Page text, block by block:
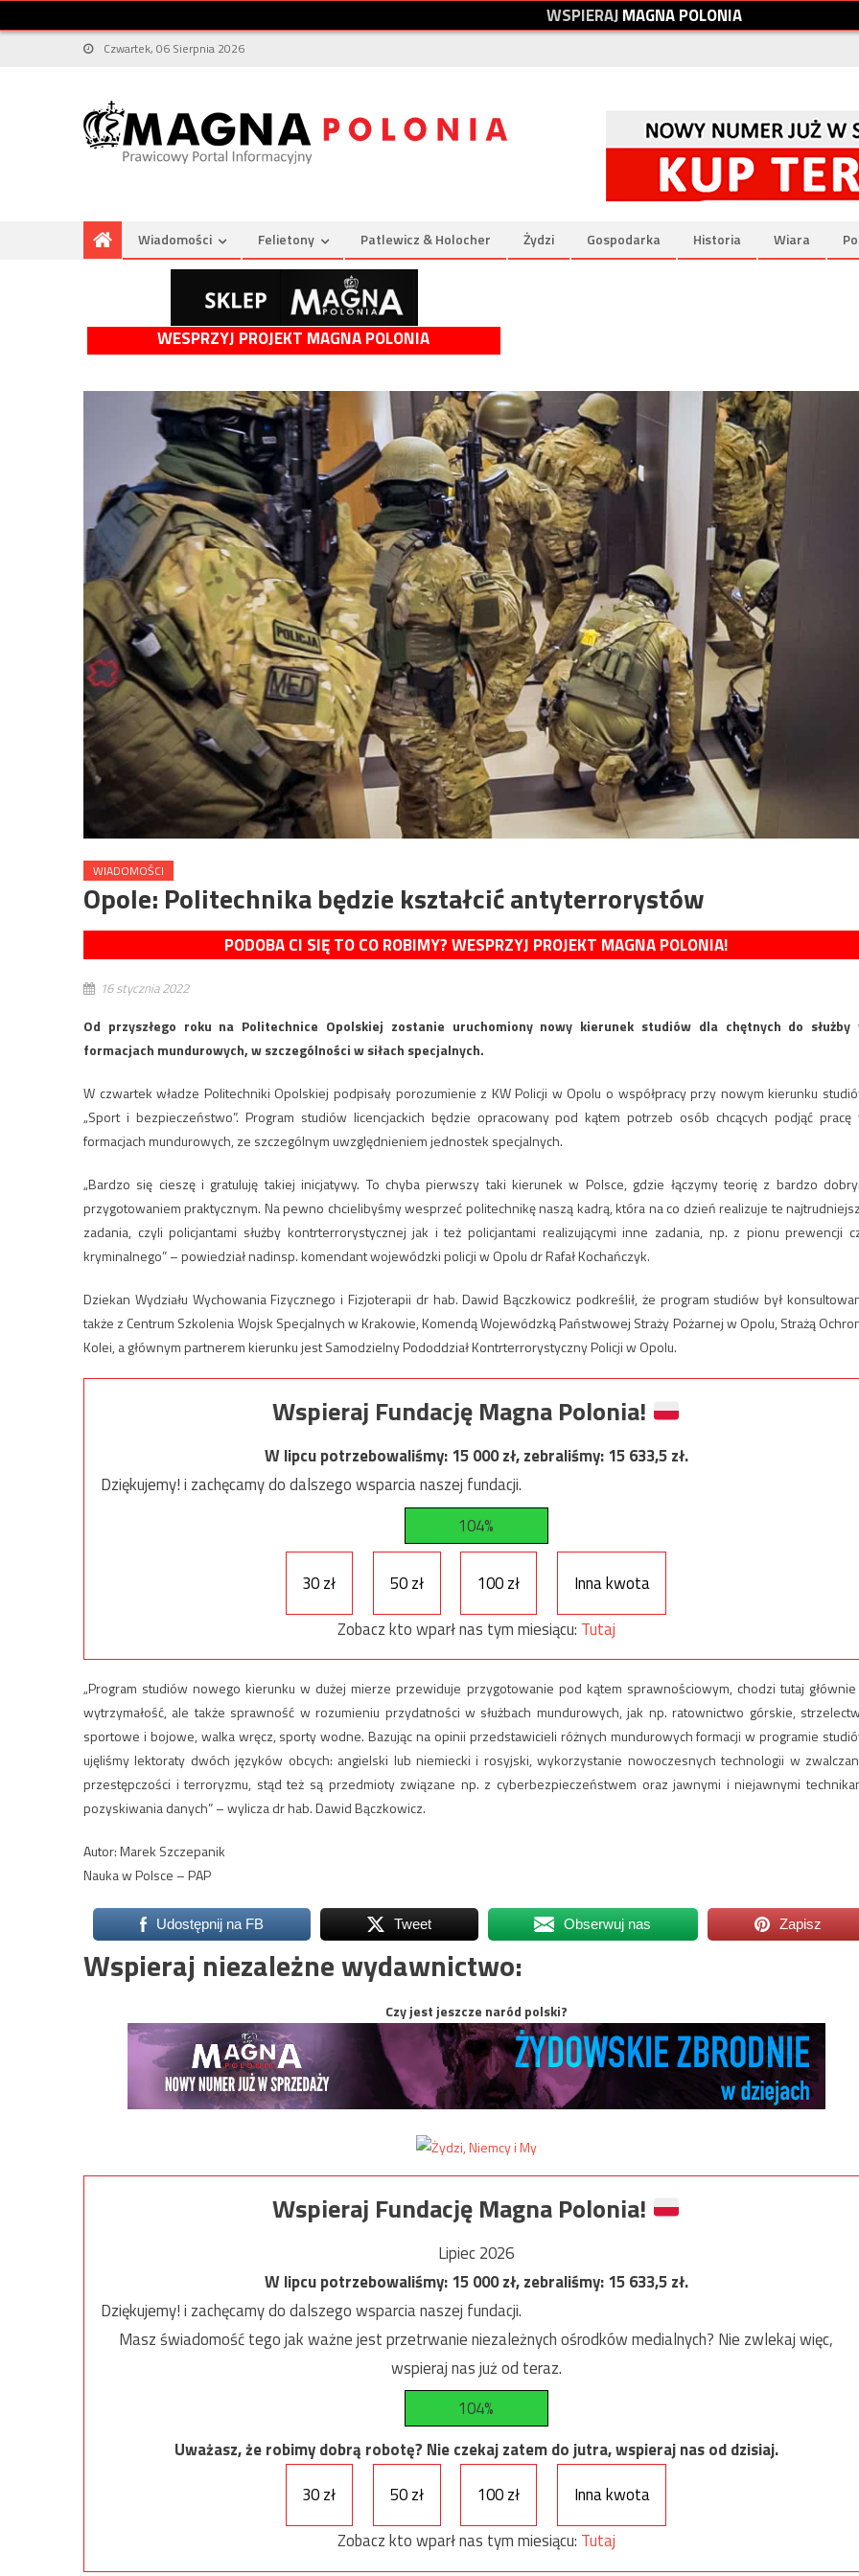
WSPIERAJMAGNAPOLONIA
Czwartek, 06 Sierpnia 2026
Wiadomości Felietony Patlewicz & Holocher Żydzi Gospodarka Historia Wiara
WESPRZYJ PROJEKT MAGNA POLONIA
WIADOMOŚCI
Opole: Politechnika będzie kształcić antyterrorystów
PODOBA CI SIĘ TO CO ROBIMY? WESPRZYJ PROJEKT MAGNA POLONIA!
16 stycznia 2022
Od przyszłego roku na Politechnice Opolskiej zostanie uruchomiony nowy kierunek studiów dla chętnych do służby
formacjach mundurowych, w szczególności w siłach specjalnych.
W czwartek władze Politechniki Opolskiej podpisały porozumienie z KW Policji w Opolu o współpracy przy nowym kierunku
„Sport i bezpieczeństwo”. Program studiów licencjackich będzie opracowany pod kątem potrzeb osób chcących podjąć pracę
formacjach mundurowych, ze szczególnym uwzględnieniem jednostek specjalnych.
„Bardzo się cieszę i gratuluję takiej inicjatywy. To chyba pierwszy taki kierunek w Polsce, gdzie łączymy teorię z bardzo
przygotowaniem praktycznym. Na pewno chcielibyśmy wesprzeć politechnikę naszą kadrą, która na co dzień realizuje te
zadania, czyli policjantami służby kontrterrorystycznej jak i też policjantami realizującymi inne zadania, np. z pionu prewencji
kryminalnego” – powiedział nadinsp. komendant wojewódzki policji w Opolu dr Rafał Kochańczyk.
Dziekan Wydziału Wychowania Fizycznego i Fizjoterapii dr hab. Dawid Bączkowicz podkreślił, że program studiów był
także z Centrum Szkolenia Wojsk Specjalnych w Krakowie, Komendą Wojewódzką Państwowej Straży Pożarnej w Opolu, Strażą
Kolei, a głównym partnerem kierunku jest Samodzielny Pododdział Kontrterrorystyczny Policji w Opolu.
Wspieraj Fundację Magna Polonia!
W lipcu potrzebowaliśmy:15 000zł, zebraliśmy:15 633,5zł.
Dziękujemy! i zachęcamy do dalszego wsparcia naszej fundacji.
104%
30 zł 50 zł 100 zł
Inna kwota
Zobacz kto wparł nas tym miesiącu: Tutaj
„Program studiów nowego kierunku w dużej mierze przewiduje przygotowanie pod kątem sprawnościowym, chodzi tutaj
wytrzymałość, ale także sprawność w rozumieniu przydatności w służbach mundurowych, jak np. ratownictwo górskie,
sportowe i bojowe, walka wręcz, sporty wodne. Bazując na opinii przedstawicieli różnych mundurowych formacji w programie
ujęliśmy lektoraty dwóch języków obcych: angielski lub niemiecki i rosyjski, wykorzystanie nowoczesnych technologii w
przestępczości i terroryzmu, stąd też są przedmioty związane np. z cyberbezpieczeństwem oraz jawnymi i niejawnymi
pozyskiwania danych” – wylicza dr hab. Dawid Bączkowicz.
Autor: Marek Szczepanik
Nauka w Polsce – PAP
Udostępnij na FB Tweet Obserwuj nas Zapisz
Wspieraj niezależne wydawnictwo:
Czy jest jeszcze naród polski?
Wspieraj Fundację Magna Polonia!
Lipiec 2026
W lipcu potrzebowaliśmy:15 000zł, zebraliśmy:15 633,5zł.
Dziękujemy! i zachęcamy do dalszego wsparcia naszej fundacji.
Masz świadomość tego jak ważne jest przetrwanie niezależnych ośrodków medialnych? Nie zwlekaj więc,
wspieraj nas już od teraz.
104%
Uważasz, że robimy dobrą robotę? Nie czekaj zatem do jutra, wspieraj nas od dzisiaj.
30 zł
50 zł 100 zł
Inna kwota
Zobacz kto wparł nas tym miesiącu: Tutaj